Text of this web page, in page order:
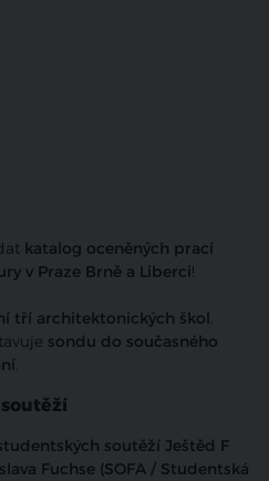
katalog oceněných prací
v Praze Brně a Liberci!
tří architektonických škol.
sondu do současného
.
soutěží Ještěd F
Fuchse (SOFA / Studentská